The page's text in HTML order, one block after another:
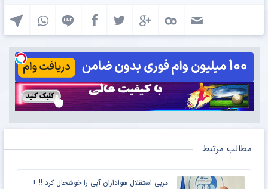
مطالب مرتبط
مربی استقلال هواداران آبی را خوشحال کرد !! +